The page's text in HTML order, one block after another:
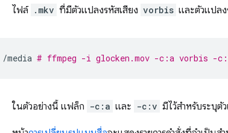
ไฟล์ .mkv ที่มีตัวแปลงรหัสเสียง vorbis และตัวแปลง
/media # ffmpeg -i glocken.mov -c:a vorbis -
ในตัวอย่างนี้ แฟล็ก -c:a และ -c:v มีไว้สำหรับระบุตั